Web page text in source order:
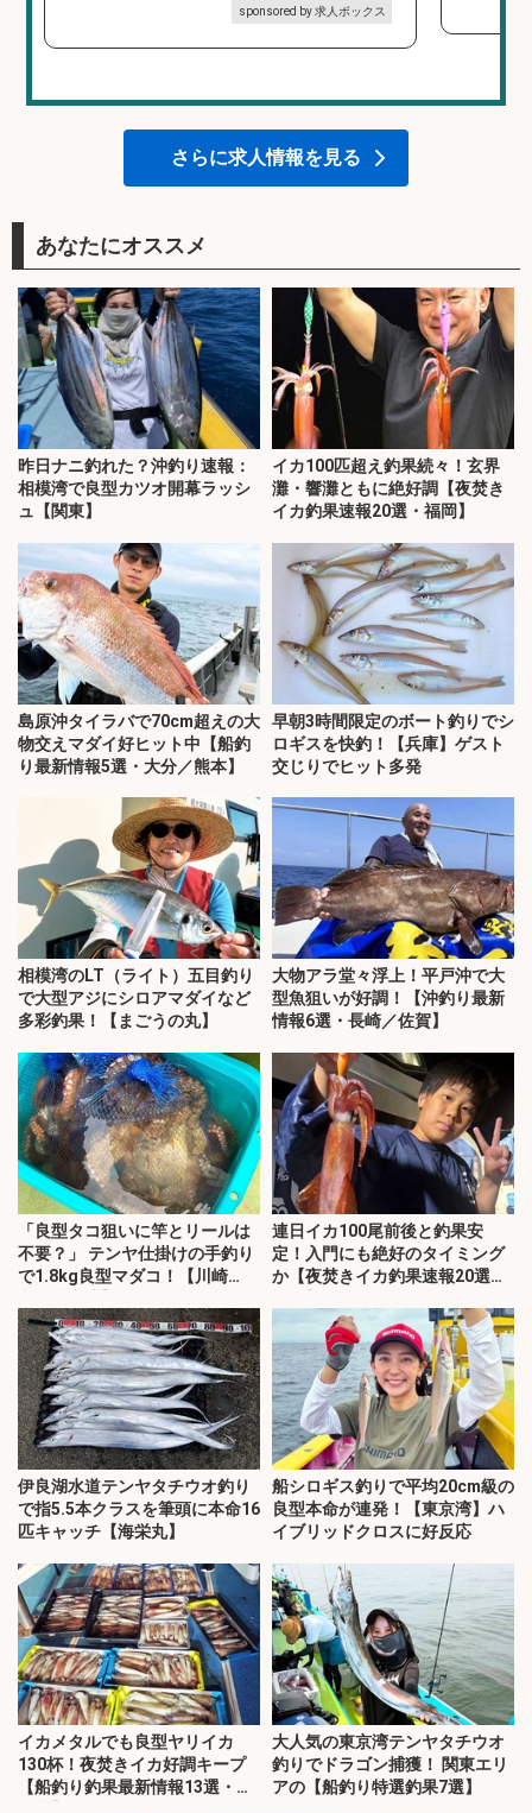
sponsored by 求人ボックス
さらに求人情報を見る
あなたにオススメ
昨日ナニ釣れた？沖釣り速報：
相模湾で良型カツオ開幕ラッシ
ュ【関東】
イカ100匹超え釣果続々！玄界
灘・響灘ともに絶好調【夜焚き
イカ釣果速報20選・福岡】
島原沖タイラバで70cm超えの大
物交えマダイ好ヒット中【船釣
り最新情報5選・大分／熊本】
早朝3時間限定のボート釣りでシ
ロギスを快釣！【兵庫】ゲスト
交じりでヒット多発
相模湾のLT（ライト）五目釣り
で大型アジにシロアマダイなど
多彩釣果！【まごうの丸】
大物アラ堂々浮上！平戸沖で大
型魚狙いが好調！【沖釣り最新
情報6選・長崎／佐賀】
「良型タコ狙いに竿とリールは
不要？」 テンヤ仕掛けの手釣り
で1.8kg良型マダコ！【川崎
連日イカ100尾前後と釣果安
定！入門にも絶好のタイミング
か【夜焚きイカ釣果速報20選・
伊良湖水道テンヤタチウオ釣り
で指5.5本クラスを筆頭に本命16
匹キャッチ【海栄丸】
船シロギス釣りで平均20cm級の
良型本命が連発！【東京湾】ハ
イブリッドクロスに好反応
イカメタルでも良型ヤリイカ
130杯！夜焚きイカ好調キープ
【船釣り釣果最新情報13選・玄
大人気の東京湾テンヤタチウオ
釣りでドラゴン捕獲！ 関東エリ
アの【船釣り特選釣果7選】